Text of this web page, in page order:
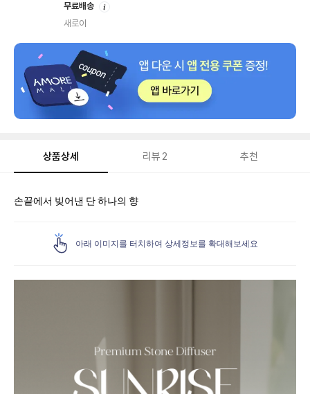
무료배송
새로이
상품상세 리뷰2 추천
손끝에서 빚어낸 단 하나의 향
아래 이미지를 터치하여 상세정보를 확대해보세요